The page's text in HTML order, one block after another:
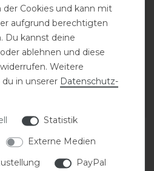
Freejump Airbag
Sicherheitsweste inkl. 1
Kartusche
549,00 € *
dich auch
Cookies und kann mit
aufgrund berechtigten
Du kannst deine
ablehnen und diese
Weitere
in unserer Daten­schutz­
Statistik
Externe Medien
PayPal